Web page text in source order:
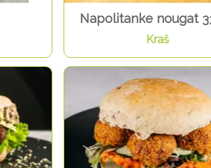
Napolitanke nougat
Kraš